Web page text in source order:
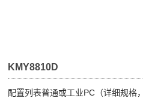
KMY8810D
配置列表普通或工业PC（详细规格